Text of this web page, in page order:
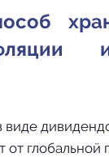
и
виде
от глобальной